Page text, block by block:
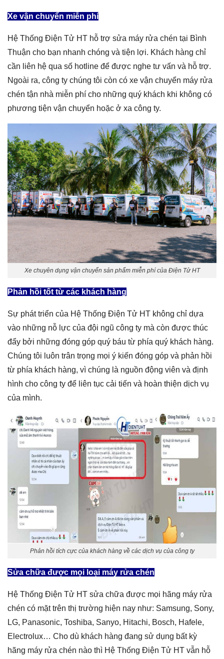
Xe vận chuyển miễn phí
Hệ Thống Điện Tử HT hỗ trợ sửa máy rửa chén tại Bình
Thuận cho bạn nhanh chóng và tiện lợi. Khách hàng chỉ
cần liên hệ qua số hotline để được nghe tư vấn và hỗ trợ.
Ngoài ra, công ty chúng tôi còn có xe vận chuyển máy rửa
chén tận nhà miễn phí cho những quý khách khi không có
phương tiện vận chuyển hoặc ở xa công ty.
Xe chuyên dụng vận chuyển sản phẩm miễn phí của Điện Tử HT
Phản hồi tốt từ các khách hàng
Sự phát triển của Hệ Thống Điện Tử HT không chỉ dựa
vào những nỗ lực của đội ngũ công ty mà còn được thúc
đẩy bởi những đóng góp quý báu từ phía quý khách hàng.
Chúng tôi luôn trân trọng mọi ý kiến đóng góp và phản hồi
từ phía khách hàng, vì chúng là nguồn động viên và định
hình cho công ty để liên tục cải tiến và hoàn thiện dịch vụ
của mình.
Phản hồi tích cực của khách hàng về các dịch vụ của công ty
Sửa chữa được mọi loại máy rửa chén
Hệ Thống Điện Tử HT sửa chữa được mọi hãng máy rửa
chén có mặt trên thị trường hiện nay như: Samsung, Sony,
LG, Panasonic, Toshiba, Sanyo, Hitachi, Bosch, Hafele,
Electrolux… Cho dù khách hàng đang sử dụng bất kỳ
hãng máy rửa chén nào thì Hệ Thống Điện Tử HT vẫn hỗ